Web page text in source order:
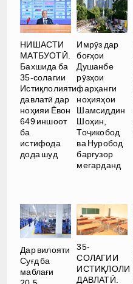
НИШАСТИ
МАТБУОТӢ.
Бахшида ба
35-солагии
Истиқлолияти
давлатӣ дар
ноҳияи Ёвон
649 иншоот
ба
истифода
дода шуд
Имрӯз дар
боғҳои
Душанбе
рӯзҳои
фарҳанги
ноҳияҳои
Шамсиддин
Шоҳин,
Тоҷикобод
ва Нуробод
баргузор
мегарданд
Дар вилояти
Суғд ба
маблағи
35-
СОЛАГИИ
ИСТИҚЛОЛИ
ДАВЛАТӢ.